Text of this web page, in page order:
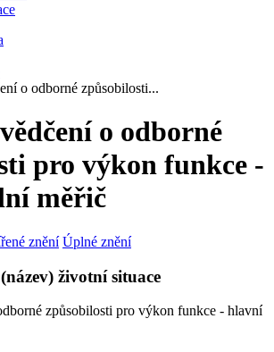
o odborné způsobilosti...
o odborné
pro výkon funkce -
měřič
znění Úplné znění
životní situace
způsobilosti pro výkon funkce - hlavní